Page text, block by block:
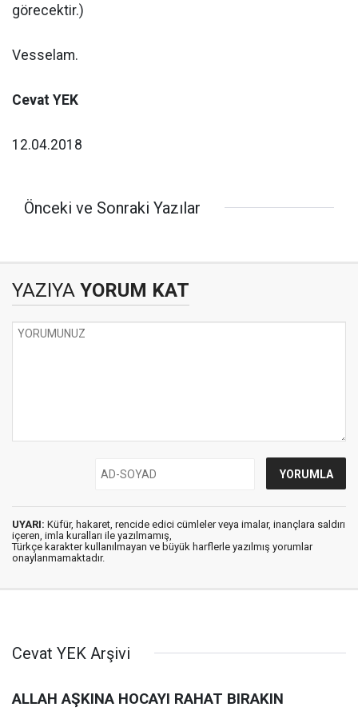
görecektir.)
Vesselam.
Cevat YEK
12.04.2018
Önceki ve Sonraki Yazılar
YAZIYA YORUM KAT
UYARI: Küfür, hakaret, rencide edici cümleler veya imalar, inançlara saldırı
içeren, imla kuralları ile yazılmamış,
Türkçe karakter kullanılmayan ve büyük harflerle yazılmış yorumlar
onaylanmamaktadır.
Cevat YEK Arşivi
ALLAH AŞKINA HOCAYI RAHAT BIRAKIN